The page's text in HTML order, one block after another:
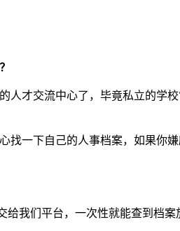
才交流中心了，毕竟私立的学
一下自己的人事档案，如果你
我们平台，一次性就能查到档案